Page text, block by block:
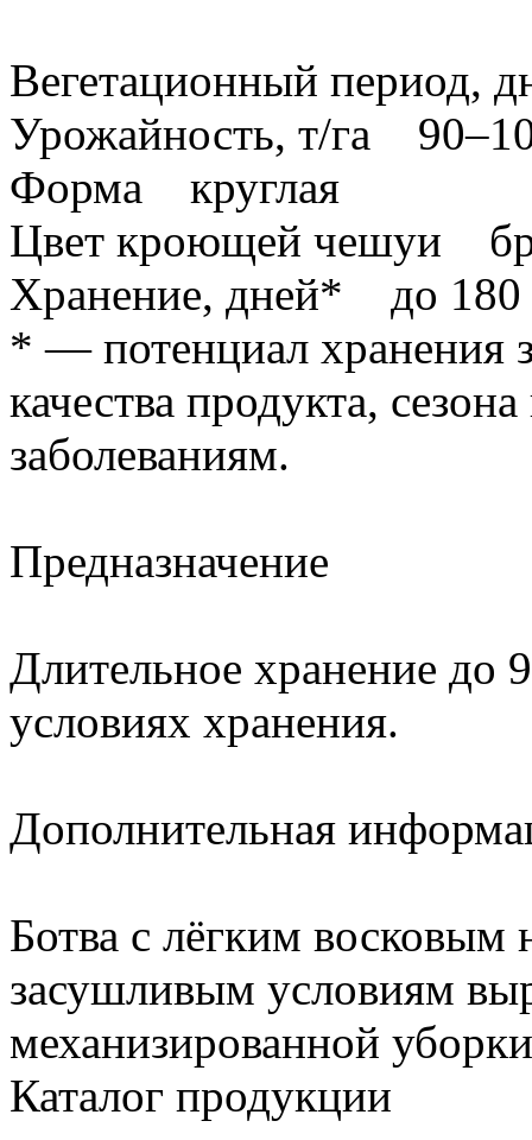
Вегетационный период,
Урожайность, т/га
Форма круглая
Цвет кроющей чешуи
Хранение, дней* до 180
* — потенциал хранения
качества продукта,
заболеваниям.
Предназначение
Длительное хранение до
условиях хранения.
Дополнительная
Ботва с лёгким восковым
засушливым условиям
механизированной
Каталог продукции